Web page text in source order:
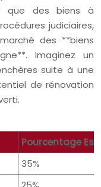
que des biens à
judiciaires,
des **biens
Imaginez un
suite à une
de rénovation
Pourcentage
35%